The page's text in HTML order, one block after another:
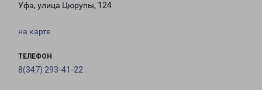
Уфа, улица Цюрупы, 124
на карте
ТЕЛЕФОН
8(347) 293-41-22